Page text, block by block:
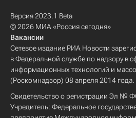
Версия 2023.1 Beta
© 2026 МИА «Россия сегодня»
Вакансии
Сетевое издание РИА Новости
в Федеральной службе по надзору в
информационных технологий и
(Роскомнадзор) 08 апреля 2014 года.
Свидетельство о регистрации Эл №
Учредитель: Федеральное